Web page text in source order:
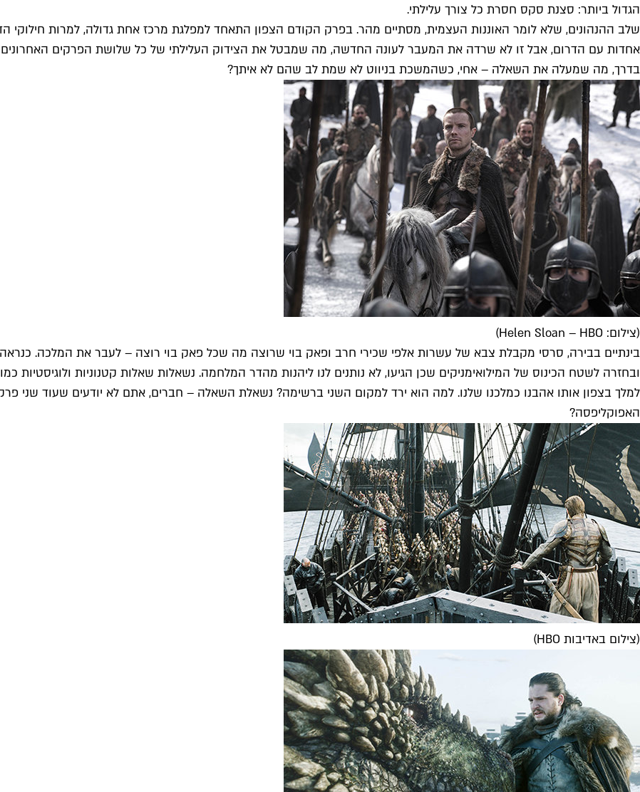
הגדול ביותר: סצנת סקס חסרת כל צורך עלילתי.
שלב ההנהונים, שלא לומר האוננות העצמית, מסתיים מהר. בפרק הקודם הצפון התאחד למפלגת מרכז אחת גדולה, למרות חילוקי
אחדות עם הדרום, אבל זו לא שרדה את המעבר לעונה החדשה, מה שמבטל את הצידוק העלילתי של כל שלושת הפרקים
בדרך, מה שמעלה את השאלה – אחי, כשהמשכת בניווט לא שמת לב שהם לא איתך?
(צילום: Helen Sloan – HBO)
בינתיים בבירה, סרסי מקבלת צבא של עשרות אלפי שכירי חרב ופאק בוי שרוצה מה שכל פאק בוי רוצה – לעבר את המלכה.
ובחזרה לשטח הכינוס של המילואימניקים שכן הגיעו, לא נותנים לנו ליהנות מהדר המלחמה. נשאלות שאלות קטנוניות ולוגיסטיות
למלך בצפון אותו אהבנו כמלכנו שלנו. למה הוא ירד למקום השני ברשימה? נשאלת השאלה – חברים, אתם לא יודעים שעוד שני
האפוקליפסה?
(צילום באדיבות HBO)